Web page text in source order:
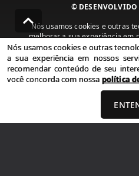
© DESENVOLVIDO
Nós usamos cookies e outras
melhorar a sua experiência em
publicidade e recomendar
nossos serviços, você concorda
termos
Política de
Nós usamos cookies e outras
a sua experiência em nossos
recomendar conteúdo de seu
você concorda com nossa política